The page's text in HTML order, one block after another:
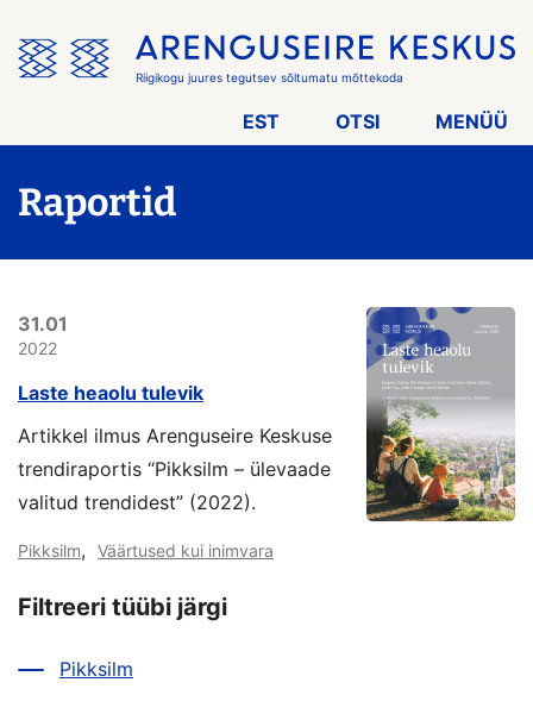
menüü
vahele
Riigikogu juures tegutsev sõltumatu mõttekoda
EST OTSI MENÜÜ
Raportid
31.01
2022
Laste heaolu tulevik
Artikkel ilmus Arenguseire Keskuse
trendiraportis “Pikksilm – ülevaade
valitud trendidest” (2022).
Pikksilm, Väärtused kui inimvara
Filtreeri tüübi järgi
Pikksilm